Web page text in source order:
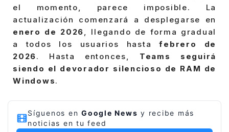
el momento, parece imposible. La
actualización comenzará a desplegarse en
enero de 2026, llegando de forma gradual
a todos los usuarios hastafebrero de
2026. Hasta entonces, Teams seguirá
siendo el devorador silencioso de RAM de
Windows.
Síguenos en Google News y recibe más
noticias en tu feed